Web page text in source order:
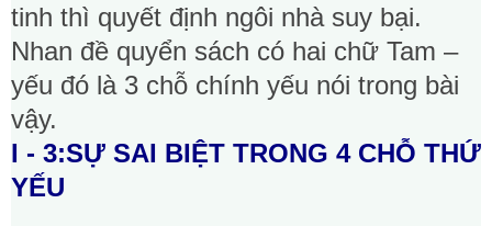
tinh thì quyết định ngôi nhà suy bại.
Nhan đề quyển sách có hai chữ Tam –
yếu đó là 3 chỗ chính yếu nói trong bài
vậy.
I - 3:SỰ SAI BIỆT TRONG 4 CHỖ THỨ
YẾU